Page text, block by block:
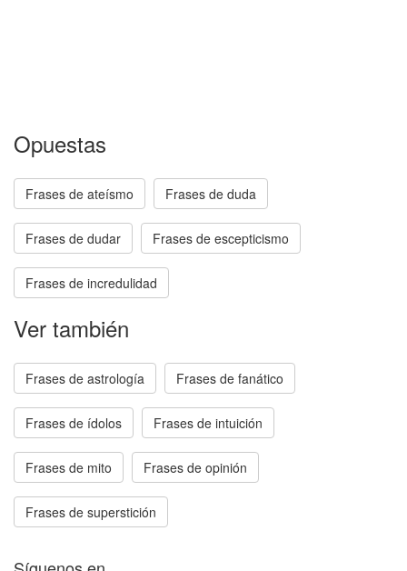
Opuestas
Frases de ateísmo Frases de duda
Frases de dudar Frases de escepticismo
Frases de incredulidad
Ver también
Frases de astrología Frases de fanático
Frases de ídolos Frases de intuición
Frases de mito Frases de opinión
Frases de superstición